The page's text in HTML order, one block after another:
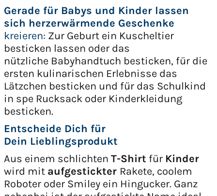
Gerade für Babys und Kinder lassen
sich herzerwärmende Geschenke
kreieren: Zur Geburt ein Kuscheltier
besticken lassen oder das
nützliche Babyhandtuch besticken, für die
ersten kulinarischen Erlebnisse das
Lätzchen besticken und für das Schulkind
in spe Rucksack oder Kinderkleidung
besticken.
Entscheide Dich für
Dein Lieblingsprodukt
Aus einem schlichten T-Shirt für Kinder
wird mit aufgestickter Rakete, coolem
Roboter oder Smiley ein Hingucker. Ganz